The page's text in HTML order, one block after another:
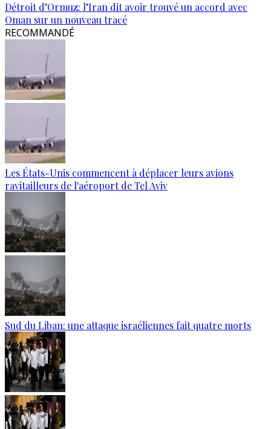
Détroit d’Ormuz: l’Iran dit avoir trouvé un accord avec
Oman sur un nouveau tracé
RECOMMANDÉ
Les États-Unis commencent à déplacer leurs avions
ravitailleurs de l'aéroport de Tel Aviv
Sud du Liban: une attaque israéliennes fait quatre morts